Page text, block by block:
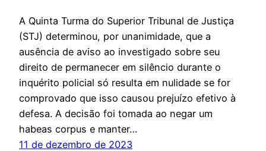
A Quinta Turma do Superior Tribunal de Justiça
(STJ) determinou, por unanimidade, que a
ausência de aviso ao investigado sobre seu
direito de permanecer em silêncio durante o
inquérito policial só resulta em nulidade se for
comprovado que isso causou prejuízo efetivo à
defesa. A decisão foi tomada ao negar um
habeas corpus e manter…
11 de dezembro de 2023